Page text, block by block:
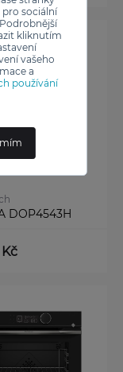
sociální
kliknutím
vašeho
a
používání
DOP4543H